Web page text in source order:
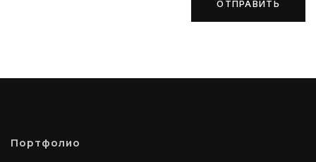
ОТПРАВИТЬ
Портфолио